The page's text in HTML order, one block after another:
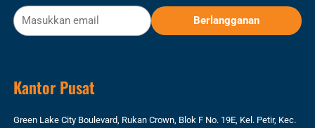
Kantor Pusat
Green Lake City Boulevard, Rukan Crown, Blok F No. 19E, Kel. Petir, Kec.